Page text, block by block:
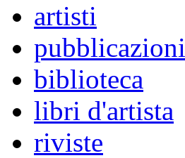
artisti
pubblicazioni
biblioteca
libri d'artista
riviste